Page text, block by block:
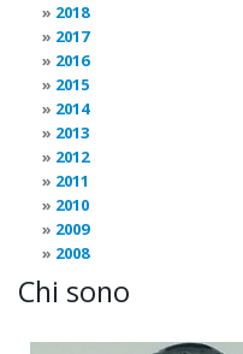
2018
2017
2016
2015
2014
2013
2012
2011
2010
2009
2008
Chi sono